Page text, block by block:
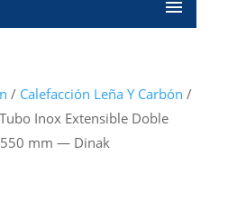
/ Calefacción Leña Y Carbón /
Inox Extensible Doble
mm — Dinak